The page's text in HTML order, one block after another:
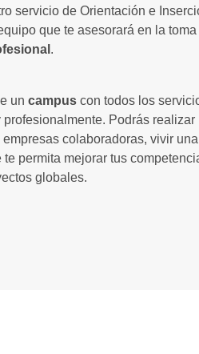
servicio de Orientación e
que te asesorará en la
.
un campus con todos los
Podrás
empresas colaboradoras, vivir
te permita mejorar tus
globales.